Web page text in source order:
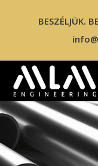
BESZÉLJÜK.